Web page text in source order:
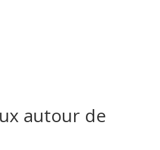
autour de